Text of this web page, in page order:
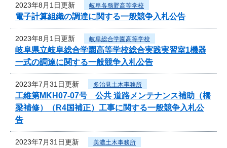
2023年8月1日更新 岐阜各務野高等学校
電子計算組織の調達に関する一般競争入札公告
2023年8月1日更新 岐阜総合学園高等学校
岐阜県立岐阜総合学園高等学校総合実践実習室1機器
一式の調達に関する一般競争入札公告
2023年7月31日更新 多治見土木事務所
工維第MKH07-07号 公共 道路メンテナンス補助（橋
梁補修）（R4国補正）工事に関する一般競争入札公
告
2023年7月31日更新 美濃土木事務所